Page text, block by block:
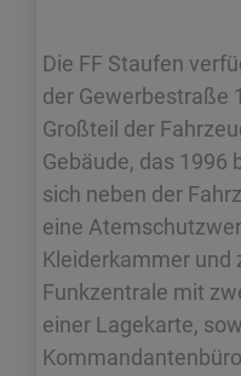
Die FF Staufen
der Gewerbestraße
Großteil der
Gebäude, das 1996
sich neben der
eine
Kleiderkammer und
Funkzentrale mit
einer Lagekarte,